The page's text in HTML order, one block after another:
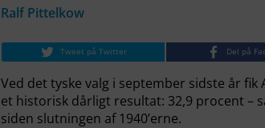
Ralf Pittelkow
Tweet på Twitter Del på
Ved det tyske valg i september sidste år fik
et historisk dårligt resultat: 32,9 procent –
siden slutningen af 1940’erne.